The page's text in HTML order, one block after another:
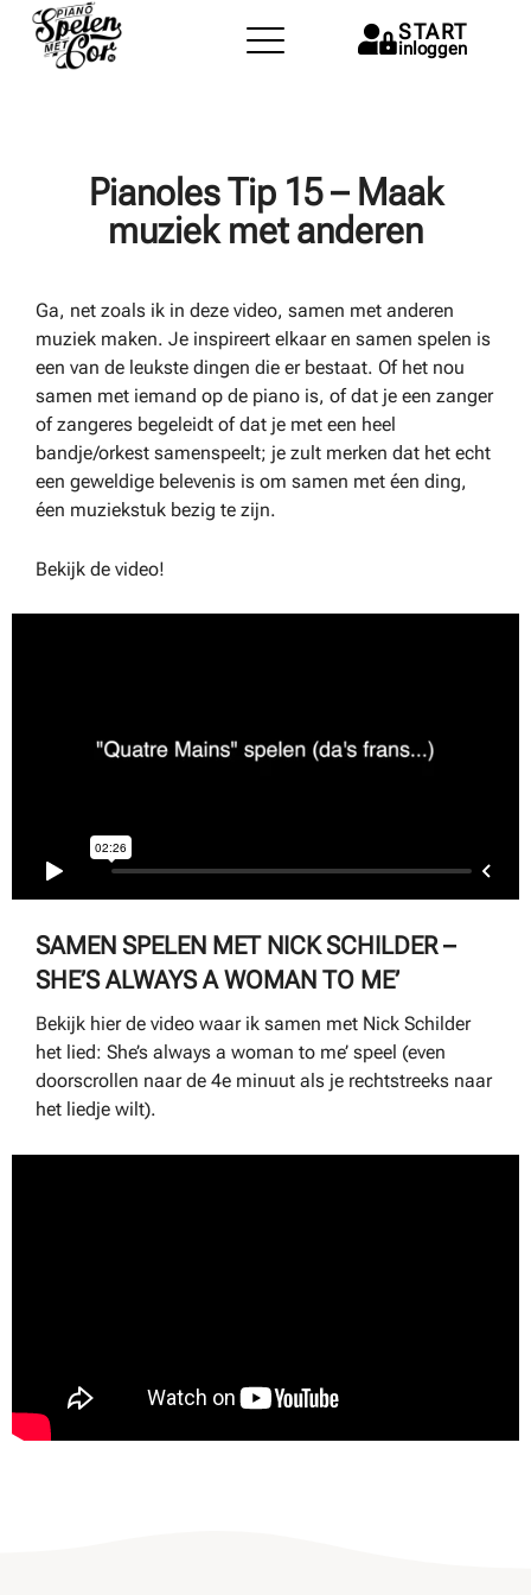
START
inloggen
Pianoles Tip 15 – Maak
muziek met anderen
Ga, net zoals ik in deze video, samen met anderen
muziek maken. Je inspireert elkaar en samen spelen is
een van de leukste dingen die er bestaat. Of het nou
samen met iemand op de piano is, of dat je een zanger
of zangeres begeleidt of dat je met een heel
bandje/orkest samenspeelt; je zult merken dat het echt
een geweldige belevenis is om samen met éen ding,
éen muziekstuk bezig te zijn.
Bekijk de video!
SAMEN SPELEN MET NICK SCHILDER –
SHE’S ALWAYS A WOMAN TO ME’
Bekijk hier de video waar ik samen met Nick Schilder
het lied: She’s always a woman to me’ speel (even
doorscrollen naar de 4e minuut als je rechtstreeks naar
het liedje wilt).